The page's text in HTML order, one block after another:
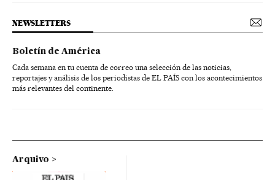
NEWSLETTERS
Boletín de América
Cada semana en tu cuenta de correo una selección de las noticias,
reportajes y análisis de los periodistas de EL PAÍS con los acontecimientos
más relevantes del continente.
Arquivo